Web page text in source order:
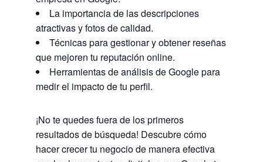
La importancia de las descripciones
atractivas y fotos de calidad.
Técnicas para gestionar y obtener reseñas
que mejoren tu reputación online.
Herramientas de análisis de Google para
medir el impacto de tu perfil.
¡No te quedes fuera de los primeros
resultados de búsqueda! Descubre cómo
hacer crecer tu negocio de manera efectiva